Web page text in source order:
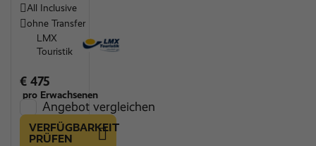
All Inclusive
ohne Transfer
LMX
Touristik
€ 475
pro Erwachsenen
Angebot vergleichen
VERFÜGBARKEIT
PRÜFEN